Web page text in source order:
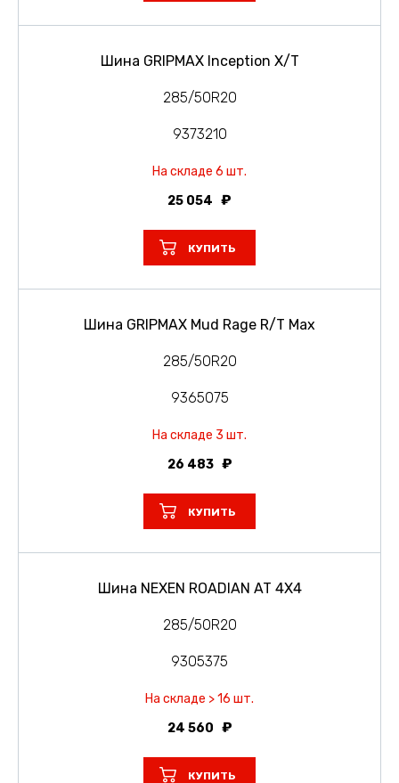
Шина GRIPMAX Inception X/T
285/50R20
9373210
На складе 6 шт.
25 054
КУПИТЬ
Шина GRIPMAX Mud Rage R/T Max
285/50R20
9365075
На складе 3 шт.
26 483
КУПИТЬ
Шина NEXEN ROADIAN AT 4X4
285/50R20
9305375
На складе > 16 шт.
24 560
КУПИТЬ